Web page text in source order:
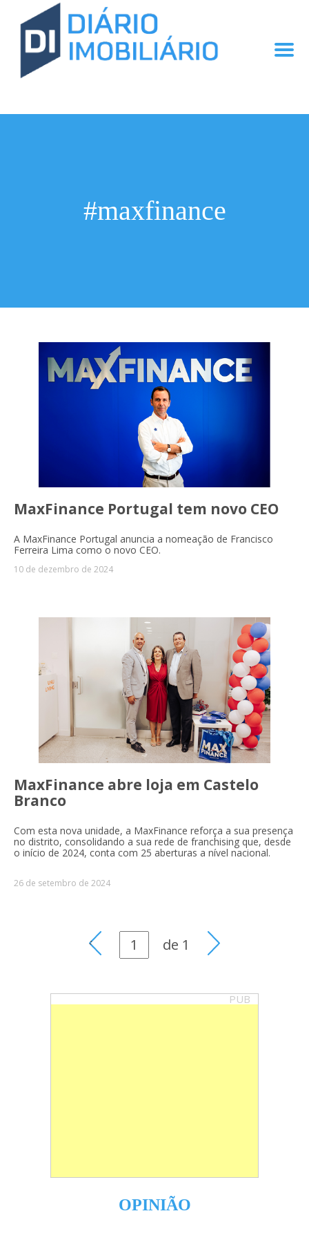
#maxfinance
MaxFinance Portugal tem novo CEO
A MaxFinance Portugal anuncia a nomeação de Francisco
Ferreira Lima como o novo CEO.
10 de dezembro de 2024
MaxFinance abre loja em Castelo
Branco
Com esta nova unidade, a MaxFinance reforça a sua presença
no distrito, consolidando a sua rede de franchising que, desde
o início de 2024, conta com 25 aberturas a nível nacional.
26 de setembro de 2024
de 1
PUB
OPINIÃO